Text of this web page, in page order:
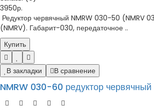
3950р.
Редуктор червячный NMRW 030-50 (NMRV
(NMRV). Габарит-030, передаточное ..
Купить
В закладки В сравнение
NMRW 030-60 редуктор червячный